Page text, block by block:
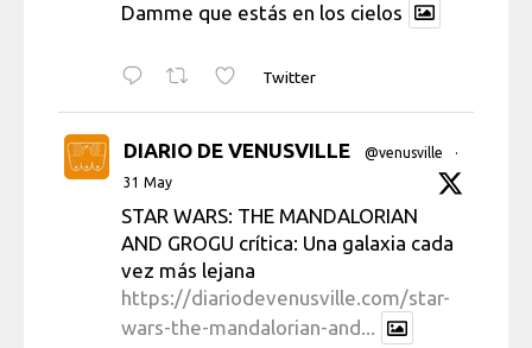
Damme que estás en los cielos
Twitter
DIARIO DE VENUSVILLE @venusville
·
31 May
STAR WARS: THE MANDALORIAN
AND GROGU crítica: Una galaxia cada
vez más lejana
https://diariodevenusville.com/star-
wars-the-mandalorian-and...